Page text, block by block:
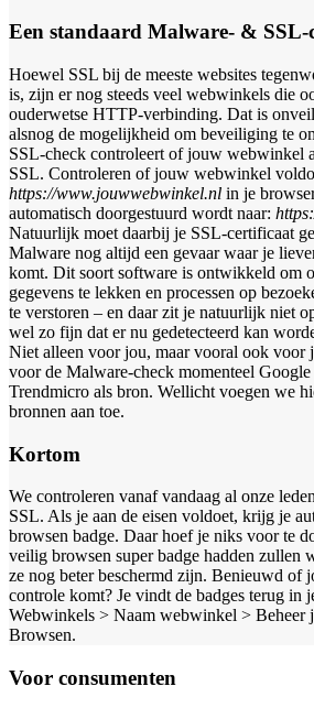
Een standaard Malware- & SSL-
Hoewel SSL bij de meeste websites
is, zijn er nog steeds veel webwinkels die
ouderwetse HTTP-verbinding. Dat is
alsnog de mogelijkheid om beveiliging te
SSL-check controleert of jouw webwinkel
SSL. Controleren of jouw webwinkel
https://www.jouwwebwinkel.nl in je
automatisch doorgestuurd wordt naar:
Natuurlijk moet daarbij je SSL-certificaat
Malware nog altijd een gevaar waar je
komt. Dit soort software is ontwikkeld om
gegevens te lekken en processen op
te verstoren – en daar zit je natuurlijk niet
wel zo fijn dat er nu gedetecteerd kan
Niet alleen voor jou, maar vooral ook voor
voor de Malware-check momenteel
Trendmicro als bron. Wellicht voegen we
bronnen aan toe.
Kortom
We controleren vanaf vandaag al onze
SSL. Als je aan de eisen voldoet, krijg je
browsen badge. Daar hoef je niks voor te
veilig browsen super badge hadden zullen
ze nog beter beschermd zijn. Benieuwd of
controle komt? Je vindt de badges terug in
Webwinkels > Naam webwinkel > Beheer
Browsen.
Voor consumenten